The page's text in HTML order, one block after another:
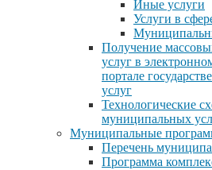
Иные услуги
Услуги в
Получение
услуг в
портале
услуг
Технологические
муниципальных
Муниципальные
Перечень
Программа